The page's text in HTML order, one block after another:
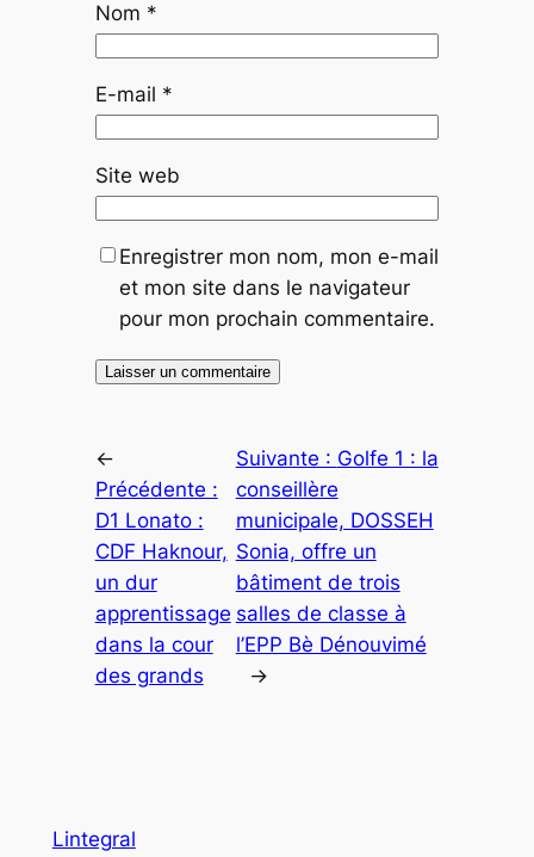
Nom *
E-mail *
Site web
Enregistrer mon nom, mon e-mail
et mon site dans le navigateur
pour mon prochain commentaire.
←
Précédente :
D1 Lonato :
CDF Haknour,
un dur
apprentissage
dans la cour
des grands
Suivante : Golfe 1 : la
conseillère
municipale, DOSSEH
Sonia, offre un
bâtiment de trois
salles de classe à
l’EPP Bè Dénouvimé
→
Lintegral